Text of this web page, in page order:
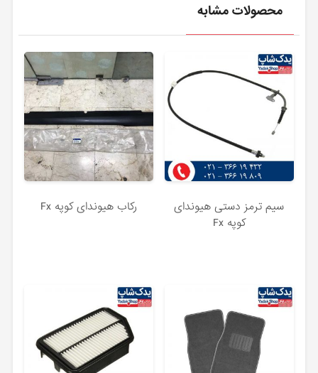
محصولات مشابه
سیم ترمز دستی هیوندای
کوپه Fx
رکاب هیوندای کوپه Fx